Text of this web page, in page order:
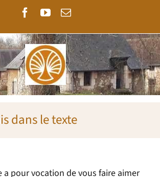
Facebook
YouTube
Email
dans le texte
a pour vocation de vous faire aimer